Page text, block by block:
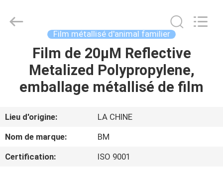
MAISON
PRODUITS
VIDÉOS
and
Exporting
Film métallisé d'animal familier
Film de 20μM Reflective
Metalized Polypropylene,
emballage métallisé de film
Lieu d'origine:
LA CHINE
Nom de marque:
BM
Certification:
ISO 9001